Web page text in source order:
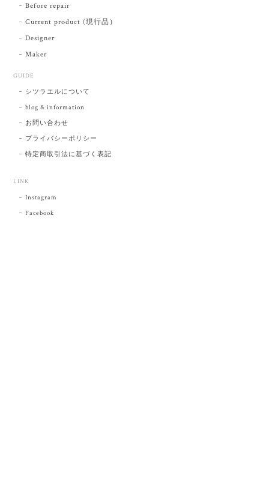
Before repair
Current product (現行品）
Designer
Maker
GUIDE
シツラエルについて
blog & information
お問い合わせ
プライバシーポリシー
特定商取引法に基づく表記
LINK
Instagram
Facebook